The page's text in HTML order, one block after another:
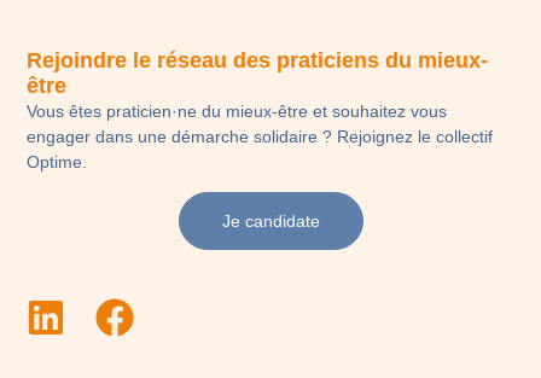
Rejoindre le réseau des praticiens du mieux-
être
Vous êtes praticien·ne du mieux-être et souhaitez vous
engager dans une démarche solidaire ? Rejoignez le collectif
Optime.
Je candidate